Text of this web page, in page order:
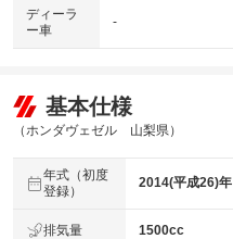
ディーラ
ー車
-
基本仕様
（ホンダヴェゼル 山梨県）
年式（初度
登録）
2014(平成26)年
排気量 1500cc